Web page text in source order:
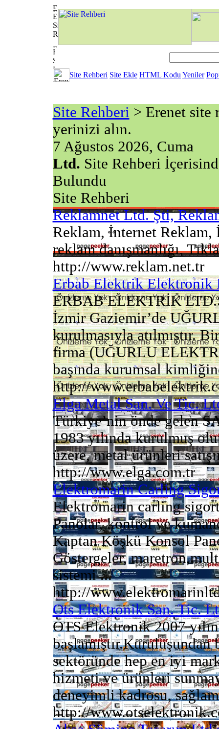
Site Rehberi Site Ekle HTML Kodu Yeniler
Site Rehberi > Erenet
yerinizi alın.
7 Ağustos 2026, Cuma
Ltd. Site Rehberi
Bulundu
Site Rehberi
Reklamnet Ltd. Şti,
Reklam, İnternet Reklam,
reklam danışmanlığı,
http://www.reklam.net.tr
Erbab Elektrik Elektronik
ERBAB ELEKTRİK
İzmir Gaziemir’de
kurulmasıyla atılmıştır.
firma (UĞURLU
başında kurumsal
http://
Elga Metal San. Ve Tic.
Türkiye’nin önde gelen
1983 yılında kurulmuş
üzere, metal ürünleri
http://www.elga.com.tr
Elektromarin Carling
Elektromarin carling
Panolar, kontrol ve
Kaptan Köşkü Konsol
Göstergeler,
sistemi ...
http://
Ots Elektronik San. Tic.
OTS Elektronik 2007
sektöründe hep en iyi
hizmeti ve ürünleri
deneyimli kadrosu,
http://